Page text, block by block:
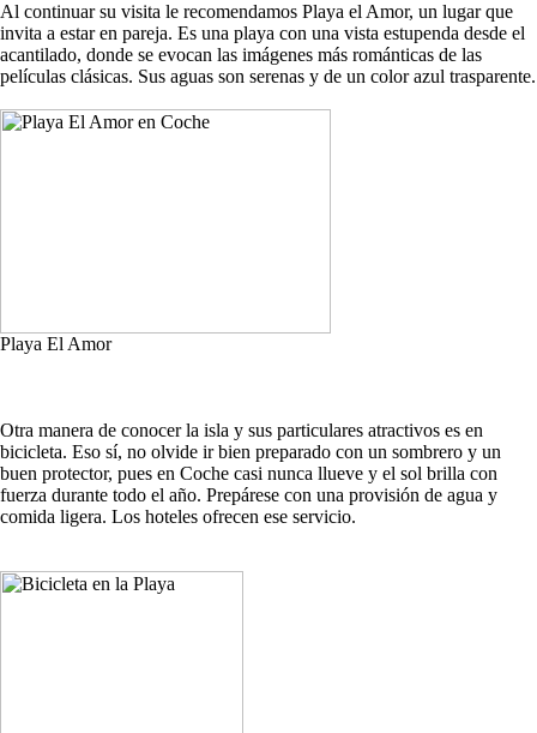
Al continuar su visita le recomendamos Playa el Amor, un lugar que
invita a estar en pareja. Es una playa con una vista estupenda desde el
acantilado, donde se evocan las imágenes más románticas de las
películas clásicas. Sus aguas son serenas y de un color azul trasparente.
Playa El Amor
Otra manera de conocer la isla y sus particulares atractivos es en
bicicleta. Eso sí, no olvide ir bien preparado con un sombrero y un
buen protector, pues en Coche casi nunca llueve y el sol brilla con
fuerza durante todo el año. Prepárese con una provisión de agua y
comida ligera. Los hoteles ofrecen ese servicio.